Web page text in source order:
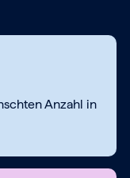
Anzahl in